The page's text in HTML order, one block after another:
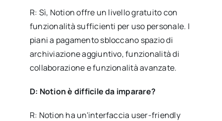
R: Sì, Notion offre un livello gratuito con
funzionalità sufficienti per uso personale. I
piani a pagamento sbloccano spazio di
archiviazione aggiuntivo, funzionalità di
collaborazione e funzionalità avanzate.
D: Notion è difficile da imparare?
R: Notion ha un'interfaccia user-friendly